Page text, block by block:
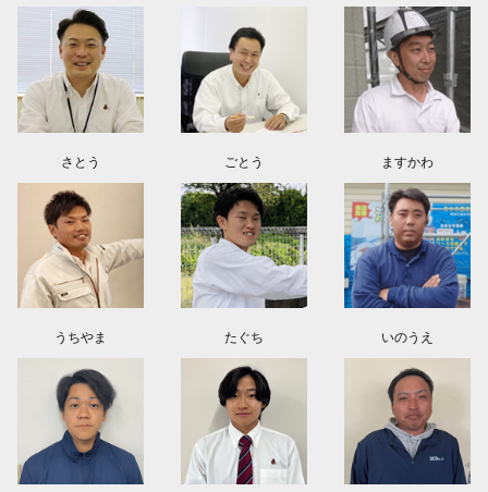
埼玉県上尾市K様よりお問い合わせ頂きました。ありがとう御座います！
東京都日野市K様よりお問い合わせ頂きました。ありがとう御座います！
群馬県伊勢崎市M様よりお問い合わせ頂きました。ありがとう御座います！
さとう ごとう ますかわ
うちやま たぐち いのうえ